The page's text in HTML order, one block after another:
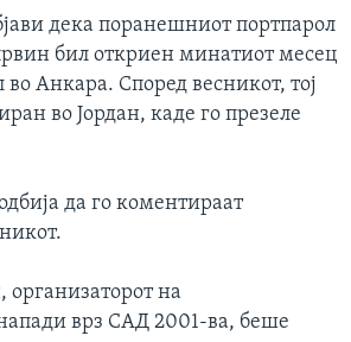
дека поранешниот портпарол
бил откриен минатиот месец
во Анкара. Според весникот, тој
во Јордан, каде го презеле
да го коментираат
на
врз САД 2001-ва, беше